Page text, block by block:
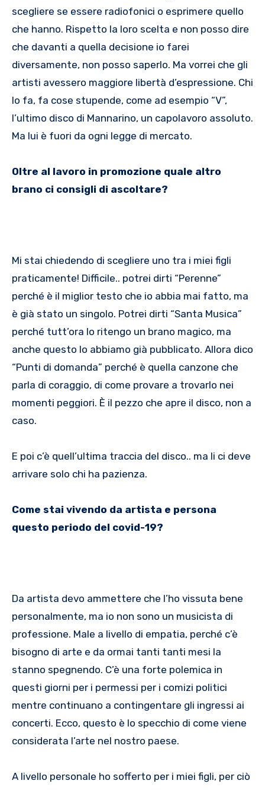
scegliere se essere radiofonici o esprimere quello
che hanno. Rispetto la loro scelta e non posso dire
che davanti a quella decisione io farei
diversamente, non posso saperlo. Ma vorrei che gli
artisti avessero maggiore libertà d’espressione. Chi
lo fa, fa cose stupende, come ad esempio “V”,
l’ultimo disco di Mannarino, un capolavoro assoluto.
Ma lui è fuori da ogni legge di mercato.
Oltre al lavoro in promozione quale altro
brano ci consigli di ascoltare?
Mi stai chiedendo di scegliere uno tra i miei figli
praticamente! Difficile.. potrei dirti “Perenne”
perché è il miglior testo che io abbia mai fatto, ma
è già stato un singolo. Potrei dirti “Santa Musica”
perché tutt’ora lo ritengo un brano magico, ma
anche questo lo abbiamo già pubblicato. Allora dico
“Punti di domanda” perché è quella canzone che
parla di coraggio, di come provare a trovarlo nei
momenti peggiori. È il pezzo che apre il disco, non a
caso.
E poi c’è quell’ultima traccia del disco.. ma li ci deve
arrivare solo chi ha pazienza.
Come stai vivendo da artista e persona
questo periodo del covid-19?
Da artista devo ammettere che l’ho vissuta bene
personalmente, ma io non sono un musicista di
professione. Male a livello di empatia, perché c’è
bisogno di arte e da ormai tanti tanti mesi la
stanno spegnendo. C’è una forte polemica in
questi giorni per i permessi per i comizi politici
mentre continuano a contingentare gli ingressi ai
concerti. Ecco, questo è lo specchio di come viene
considerata l’arte nel nostro paese.
A livello personale ho sofferto per i miei figli, per ciò